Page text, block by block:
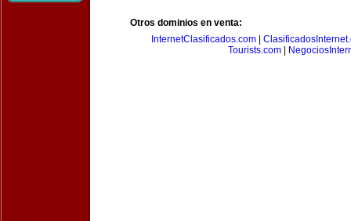
Otros dominios en venta:
InternetClasificados.com
Tourists.com